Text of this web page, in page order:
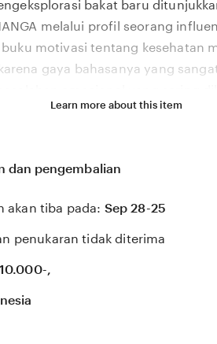
bakat baru
melalui profil seorang
motivasi tentang kesehatan
gaya bahasanya yang
sistem 🎯 yang kami
percaya bahwa
pesat di pasar global. Dengan
memantau perkembangan
Anda secara eksklusif.
Learn more about this item
dan pengembalian
akan tiba pada: Sep 28-25
penukaran tidak diterima
10.000-,